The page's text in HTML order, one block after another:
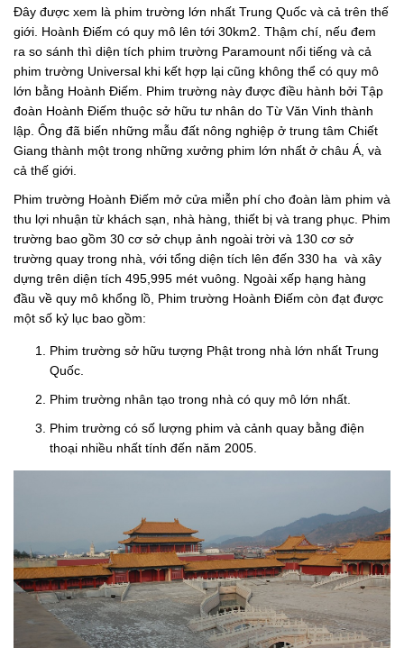
Đây được xem là phim trường lớn nhất Trung Quốc và cả trên thế
giới. Hoành Điếm có quy mô lên tới 30km2. Thậm chí, nếu đem
ra so sánh thì diện tích phim trường Paramount nổi tiếng và cả
phim trường Universal khi kết hợp lại cũng không thể có quy mô
lớn bằng Hoành Điếm. Phim trường này được điều hành bởi Tập
đoàn Hoành Điếm thuộc sở hữu tư nhân do Từ Văn Vinh thành
lập. Ông đã biến những mẫu đất nông nghiệp ở trung tâm Chiết
Giang thành một trong những xưởng phim lớn nhất ở châu Á, và
cả thế giới.
Phim trường Hoành Điếm mở cửa miễn phí cho đoàn làm phim và
thu lợi nhuận từ khách sạn, nhà hàng, thiết bị và trang phục. Phim
trường bao gồm 30 cơ sở chụp ảnh ngoài trời và 130 cơ sở
trường quay trong nhà, với tổng diện tích lên đến 330 ha và xây
dựng trên diện tích 495,995 mét vuông. Ngoài xếp hạng hàng
đầu về quy mô khổng lồ, Phim trường Hoành Điếm còn đạt được
một số kỷ lục bao gồm:
Phim trường sở hữu tượng Phật trong nhà lớn nhất Trung
Quốc.
Phim trường nhân tạo trong nhà có quy mô lớn nhất.
Phim trường có số lượng phim và cảnh quay bằng điện
thoại nhiều nhất tính đến năm 2005.